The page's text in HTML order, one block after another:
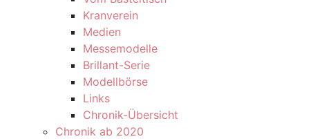
Kranverein
Medien
Messemodelle
Brillant-Serie
Modellbörse
Links
Chronik-Übersicht
Chronik ab 2020